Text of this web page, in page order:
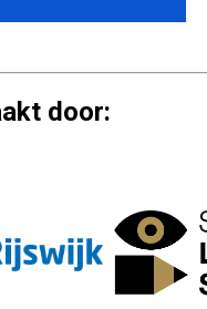
door: